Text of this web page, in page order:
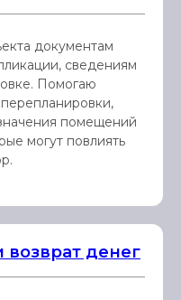
документам
сведениям
Помогаю
помещений
могут повлиять
возврат денег